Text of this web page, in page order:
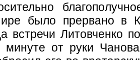
было прервано в
встречи Литовченко
минуте от руки